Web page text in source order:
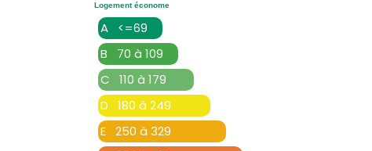
Logement économe
A <=69
B 70 à 109
C 110 à 179
D 180 à 249
E 250 à 329